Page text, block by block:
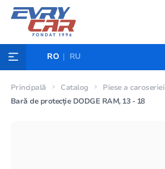
RO RU
Principală Catalog Piese a caroseriei
Bară de protecție DODGE RAM, 13 - 18